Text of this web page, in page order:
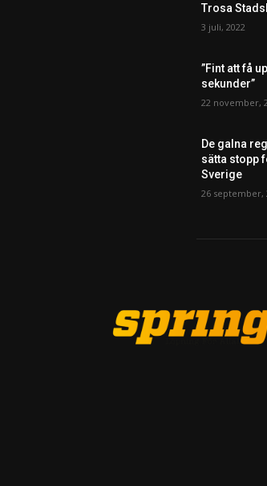
Trosa
3 juli, 2022
”Fint att få
sekunder”
22 november,
De galna
sätta stopp
Sverige
26 september,